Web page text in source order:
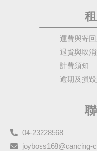
運費與寄
退貨與取
計費須知
逾期及損
04-23228568
joyboss168@dancing-